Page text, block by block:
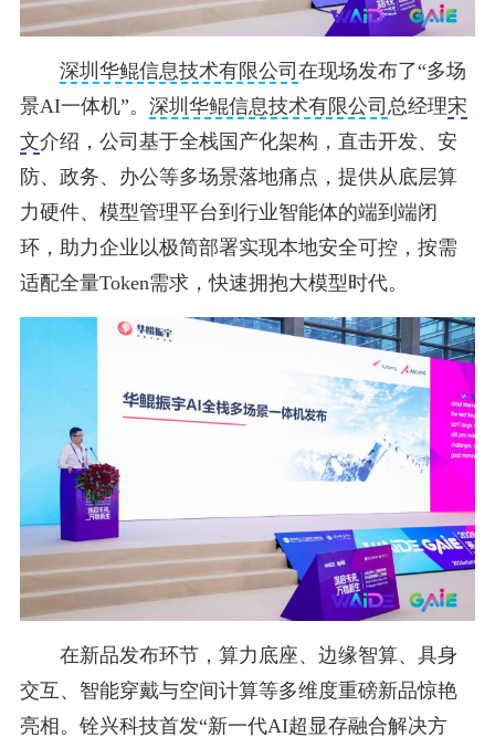
深圳华鲲信息技术有限公司 在现场发布了“多场
景AI一体机”。 深圳华鲲信息技术有限公司 总经理宋
文介绍，公司基于全栈国产化架构，直击开发、安
防、政务、办公等多场景落地痛点，提供从底层算
力硬件、模型管理平台到行业智能体的端到端闭
环，助力企业以极简部署实现本地安全可控，按需
适配全量Token需求，快速拥抱大模型时代。
在新品发布环节，算力底座、边缘智算、具身
交互、智能穿戴与空间计算等多维度重磅新品惊艳
亮相。铨兴科技首发“新一代AI超显存融合解决方